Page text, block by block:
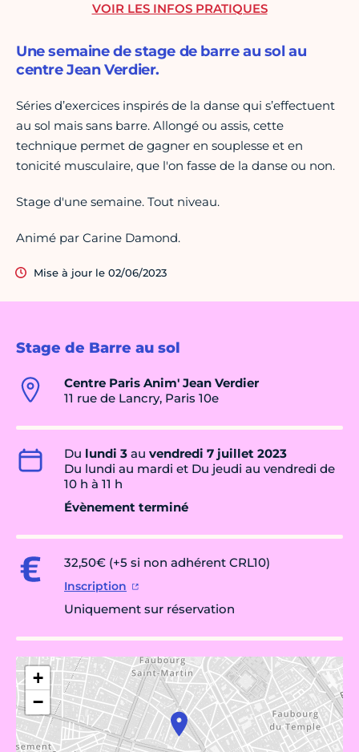
Stage de Barre au sol
Centre Paris Anim' Jean Verdier
11 rue de Lancry, Paris 10e
Du lundi 3 au vendredi 7 juillet 2023
Du lundi au mardi et Du jeudi au vendredi de
10 h à 11 h
Évènement terminé
32,50€ (+5 si non adhérent CRL10)
Inscription
Uniquement sur réservation
+
−
Une semaine de stage de barre au sol au
centre Jean Verdier.
Séries d’exercices inspirés de la danse qui s’effectuent
au sol mais sans barre. Allongé ou assis, cette
technique permet de gagner en souplesse et en
tonicité musculaire, que l'on fasse de la danse ou non.
Stage d'une semaine. Tout niveau.
Animé par Carine Damond.
Mise à jour le 02/06/2023
VOIR LES INFOS PRATIQUES